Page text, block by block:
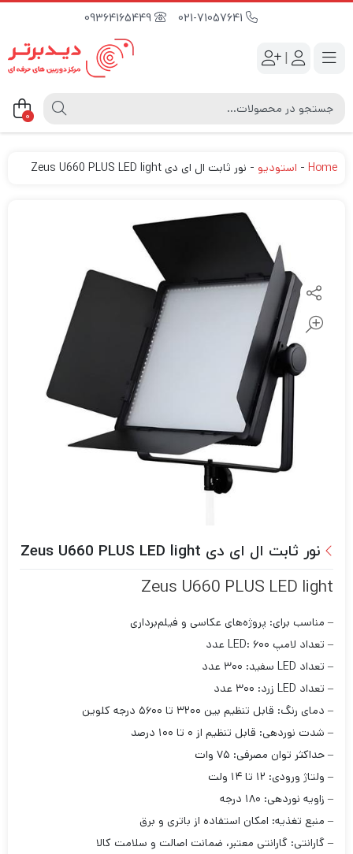
09364165449
|
0
Home
- استودیو - نور ثابت ال ای دی Zeus U660 PLUS LED light
نور ثابت ال ای دی Zeus U660 PLUS LED light
Zeus U660 PLUS LED light
– مناسب برای: پروژه‌های عکاسی و فیلم‌برداری
– تعداد لامپ LED: ۶۰۰ عدد
– تعداد LED سفید: ۳۰۰ عدد
– تعداد LED زرد: ۳۰۰ عدد
– دمای رنگ: قابل تنظیم بین ۳۲۰۰ تا ۵۶۰۰ درجه کلوین
– شدت نوردهی: قابل تنظیم از ۰ تا ۱۰۰ درصد
– حداکثر توان مصرفی: ۷۵ وات
– ولتاژ ورودی: ۱۲ تا ۱۴ ولت
– زاویه نوردهی: ۱۸۰ درجه
– منبع تغذیه: امکان استفاده از باتری و برق
– گارانتی: گارانتی معتبر، ضمانت اصالت و سلامت کالا